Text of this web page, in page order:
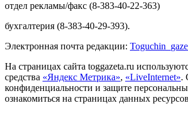
отдел рекламы/факс (8-383-40-22-363)
бухгалтерия (8-383-40-29-393).
Электронная почта редакции: Toguchin
На страницах сайта toggazeta.ru
средства «Яндекс Метрика», «LiveInternet».
конфиденциальности и защите
ознакомиться на страницах данных